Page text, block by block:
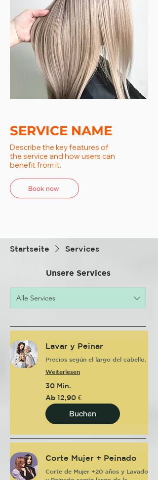
Startseite Services
Unsere Services
Alle Services
Lavar y Peinar
Precios según el largo del cabello.
Weiterlesen
30 Min.
Ab
12,90
Euro
Ab 12,90 €
Buchen
Corte Mujer + Peinado
Corte de Mujer +20 años y Lavado
SERVICE NAME
Describe the key features of
the service and how users can
benefit from it.
Book now